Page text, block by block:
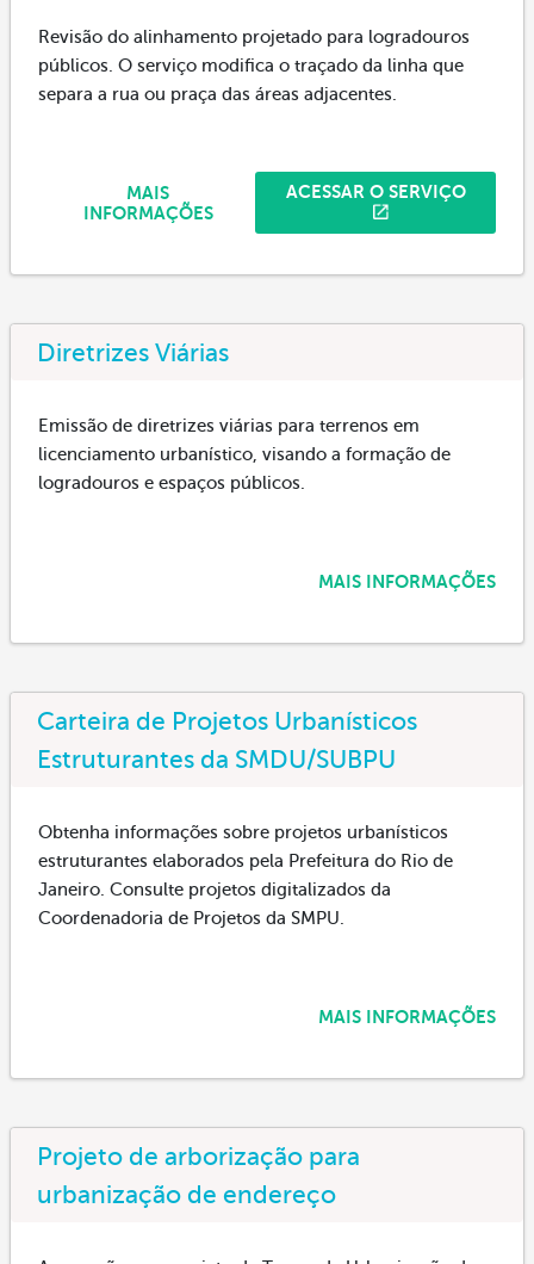
Revisão do alinhamento projetado para logradouros
públicos. O serviço modifica o traçado da linha que
separa a rua ou praça das áreas adjacentes.
ACESSAR O SERVIÇO
MAIS
INFORMAÇÕES
Diretrizes Viárias
Emissão de diretrizes viárias para terrenos em
licenciamento urbanístico, visando a formação de
logradouros e espaços públicos.
MAIS INFORMAÇÕES
Carteira de Projetos Urbanísticos
Estruturantes da SMDU/SUBPU
Obtenha informações sobre projetos urbanísticos
estruturantes elaborados pela Prefeitura do Rio de
Janeiro. Consulte projetos digitalizados da
Coordenadoria de Projetos da SMPU.
MAIS INFORMAÇÕES
Projeto de arborização para
urbanização de endereço